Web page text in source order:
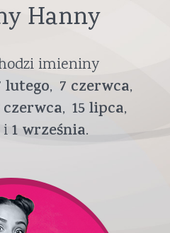
Hanny
imieniny
lutego 7 czerwca
czerwca 15lipca
1 września